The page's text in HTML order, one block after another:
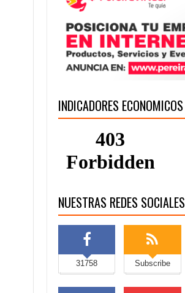
INDICADORES ECONOMICOS
NUESTRAS REDES SOCIALES
31758 Subscribe